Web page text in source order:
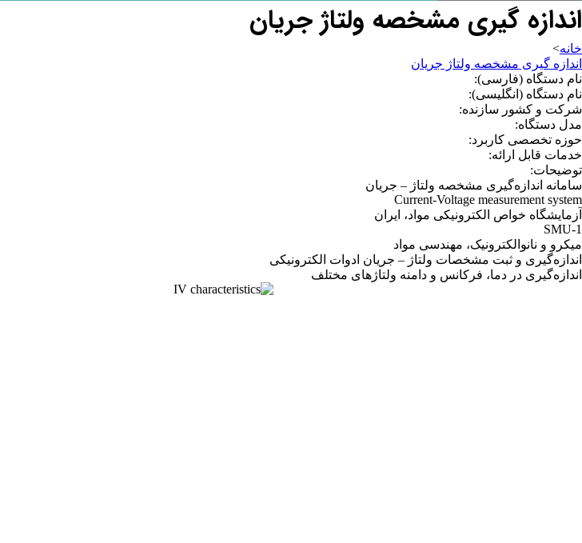
اندازه گیری مشخصه ولتاژ جریان
خانه>
اندازه گیری مشخصه ولتاژ جریان
نام دستگاه (فارسی):
نام دستگاه (انگلیسی):
شرکت و کشور سازنده:
مدل دستگاه:
حوزه تخصصی کاربرد:
خدمات قابل ارائه:
توضیحات:
سامانه اندازه‌گیری مشخصه ولتاژ – جریان
Current-Voltage measurement system
آزمایشگاه خواص الکترونیکی مواد، ایران
SMU-1
میکرو و نانوالکترونیک، مهندسی مواد
اندازه‌گیری و ثبت مشخصات ولتاژ – جریان ادوات الکترونیکی
اندازه‌گیری در دما، فرکانس و دامنه ولتاژهای مختلف